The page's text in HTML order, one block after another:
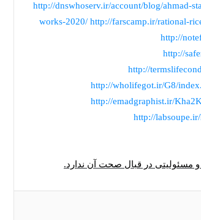
http://dnswhoserv.ir/account/blog/ahmad-
works-2020/ http://farscamp.ir/rational-
http://
http://
http://
http://wholifegot.ir/G8/
http://emadgraphist.ir/
http://
مسئولیتی در قبال صحت آن ندارد.